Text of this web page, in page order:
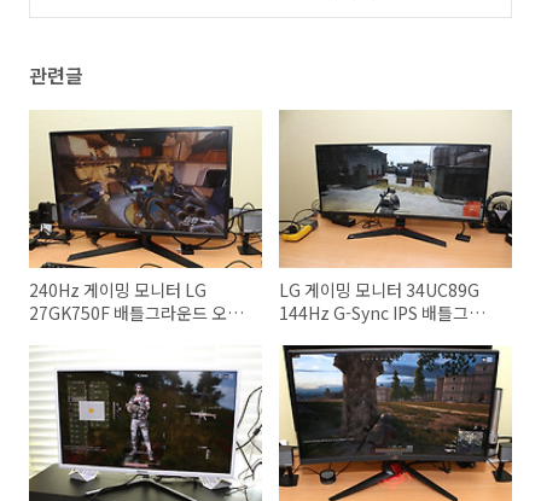
관련글
240Hz 게이밍 모니터 LG
27GK750F 배틀그라운드 오버
LG 게이밍 모니터 34UC89G
144Hz G-Sync IPS 배틀그라운